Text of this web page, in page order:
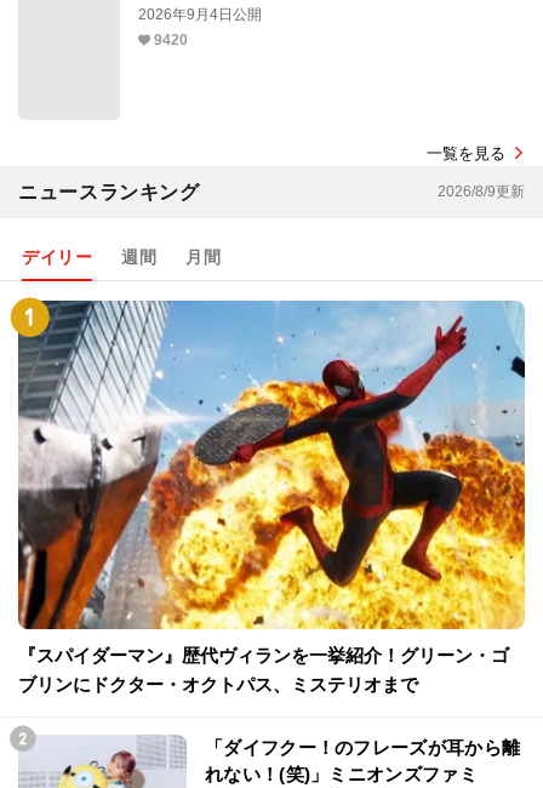
2026年9月4日公開
9420
一覧を見る
ニュースランキング 2026/8/9更新
デイリー 週間 月間
『スパイダーマン』歴代ヴィランを一挙紹介！グリーン・ゴ
ブリンにドクター・オクトパス、ミステリオまで
「ダイフクー！のフレーズが耳から離
れない！(笑)」ミニオンズファミ